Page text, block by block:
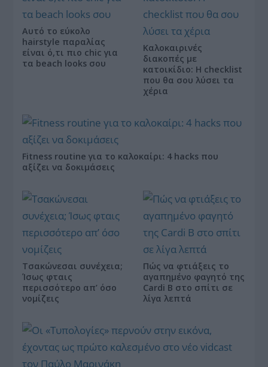
Αυτό το εύκολο
hairstyle παραλίας
είναι ό,τι πιο chic για
τα beach looks σου
Καλοκαιρινές
διακοπές με
κατοικίδιο: Η checklist
που θα σου λύσει τα
χέρια
Fitness routine για το καλοκαίρι: 4 hacks που
αξίζει να δοκιμάσεις
Τσακώνεσαι συνέχεια;
Ίσως φταις
περισσότερο απ’ όσο
νομίζεις
Πώς να φτιάξεις το
αγαπημένο φαγητό της
Cardi B στο σπίτι σε
λίγα λεπτά